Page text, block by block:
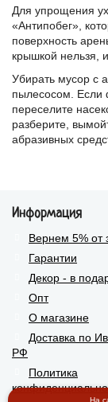
Для упрощения
«Антипобег»,
поверхность
крышкой нельзя,
Убирать мусор с
пылесосом. Если
переселите
разберите,
абразивных
Информация
Вернем 5% от
Гарантии
Декор - в
Опт
О магазине
Доставка по
РФ
Политика
На